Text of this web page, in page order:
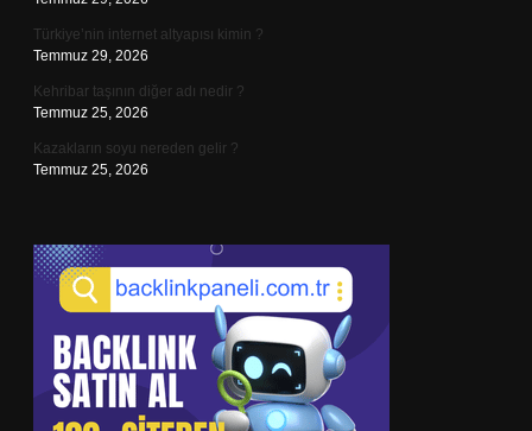
Türkiye’nin internet altyapısı kimin ?
Temmuz 29, 2026
Kehribar taşının diğer adı nedir ?
Temmuz 25, 2026
Kazakların soyu nereden gelir ?
Temmuz 25, 2026